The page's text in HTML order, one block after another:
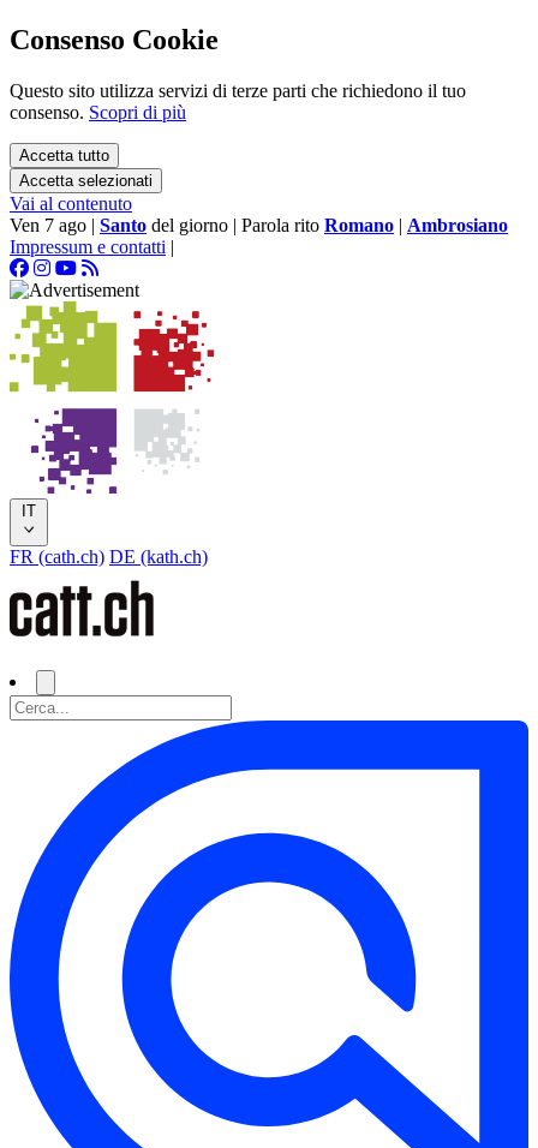
Consenso Cookie
Questo sito utilizza servizi di terze parti che richiedono il tuo
consenso. Scopri di più
Accetta tutto
Accetta selezionati
Vai al contenuto
Ven 7 ago | Santo del giorno | Parola rito Romano | Ambrosiano
Impressum e contatti |
IT
FR (cath.ch) DE (kath.ch)